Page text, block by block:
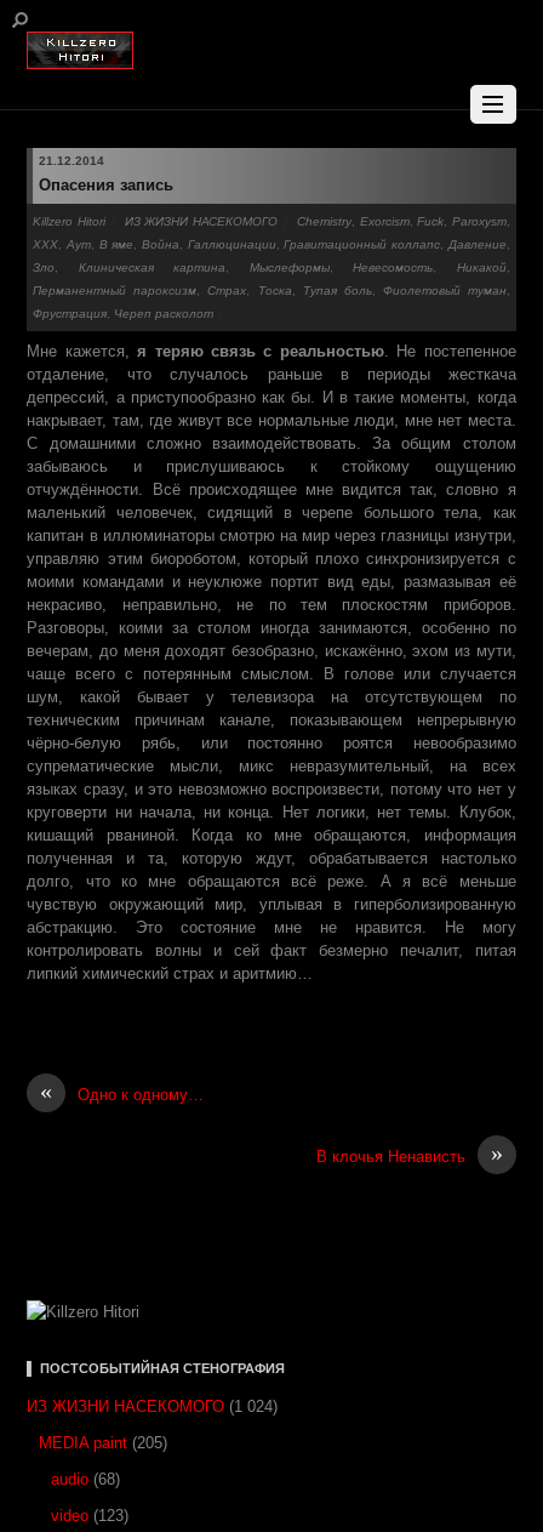
21.12.2014
Опасения запись
Killzero Hitori ИЗ ЖИЗНИ НАСЕКОМОГО Chemistry Exorcism,Fuck Paroxysm,
XXX ,Аут В яме ,Война Галлюцинации ,Гравитационный коллапс Давление
Зло
Клиническая картина Мыслеформы,Невесомость Никакой
Перманентный пароксизм ,Страх Тоска Тупая боль, Фиолетовый туман
Фрустрация
Череп расколот
Мне кажется,я теряю связь с реальностью. Не постепенное
отдаление, что случалось раньше в периоды жесткача
депрессий, а приступообразно как бы. И в такие моменты, когда
накрывает, там, где живут все нормальные люди, мне нет места.
С домашними сложно взаимодействовать. За общим столом
забываюсь и прислушиваюсь к стойкому ощущению
отчуждённости. Всё происходящее мне видится так, словно я
маленький человечек, сидящий в черепе большого тела, как
капитан в иллюминаторы смотрю на мир через глазницы изнутри,
управляю этим биороботом, который плохо синхронизируется с
моими командами и неуклюже портит вид еды, размазывая её
некрасиво, неправильно, не по тем плоскостям приборов.
Разговоры, коими за столом иногда занимаются, особенно по
вечерам, до меня доходят безобразно, искажённо, эхом из мути,
чаще всего с потерянным смыслом. В голове или случается
шум, какой бывает у телевизора на отсутствующем по
техническим причинам канале, показывающем непрерывную
чёрно-белую рябь, или постоянно роятся невообразимо
супрематические мысли, микс невразумительный, на всех
языках сразу, и это невозможно воспроизвести, потому что нет у
круговерти ни начала, ни конца. Нет логики, нет темы. Клубок,
кишащий рваниной. Когда ко мне обращаются, информация
полученная и та, которую ждут, обрабатывается настолько
долго, что ко мне обращаются всё реже. А я всё меньше
чувствую окружающий мир, уплывая в гиперболизированную
абстракцию. Это состояние мне не нравится. Не могу
контролировать волны и сей факт безмерно печалит, питая
липкий химический страх и аритмию…
« Одно к одному…
»
В клочья Ненависть
▌ ПОСТСОБЫТИЙНАЯ СТЕНОГРАФИЯ
ИЗ ЖИЗНИ НАСЕКОМОГО (1 024)
MEDIA paint (205)
audio (68)
video (123)